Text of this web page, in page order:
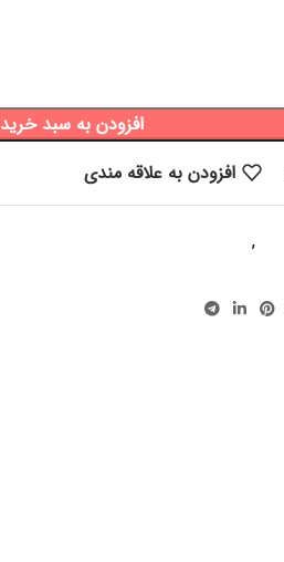
افزودن به سبد خرید
افزودن به علاقه مندی
,